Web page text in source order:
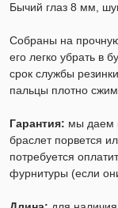
Бычий глаз 8 мм,
Собраны на
его легко убрать в
срок службы
пальцы плотно
Гарантия: мы даем
браслет порвется
потребуется
фурнитуры (если